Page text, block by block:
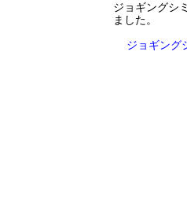
ジョギングシ
ました。
ジョギング